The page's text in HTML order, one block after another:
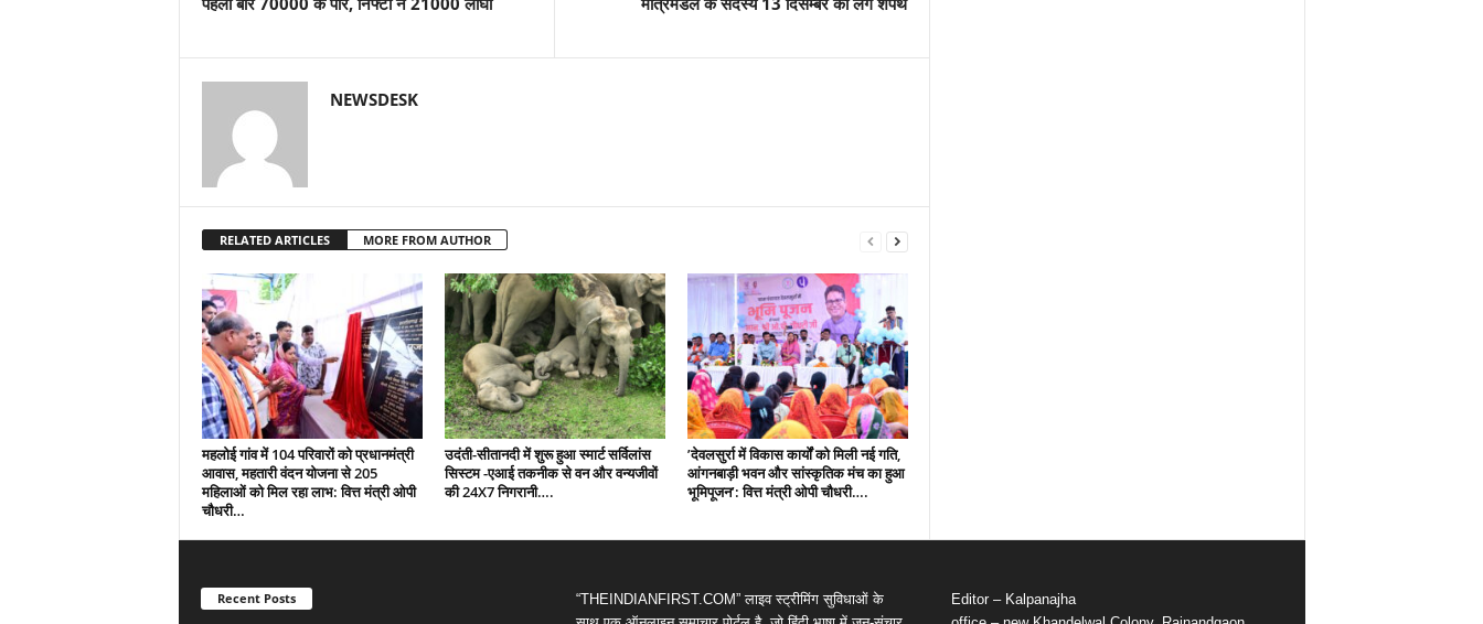
NEWSDESK
RELATED ARTICLES MORE FROM AUTHOR
महलोई गांव में 104 परिवारों को प्रधानमंत्री
आवास, महतारी वंदन योजना से 205
महिलाओं को मिल रहा लाभ: वित्त मंत्री ओपी
चौधरी…
उदंती-सीतानदी में शुरू हुआ स्मार्ट सर्विलांस
सिस्टम -एआई तकनीक से वन और वन्यजीवों
की 24X7 निगरानी….
’देवलसुर्रा में विकास कार्यों को मिली नई गति,
आंगनबाड़ी भवन और सांस्कृतिक मंच का हुआ
भूमिपूजन’: वित्त मंत्री ओपी चौधरी….
Recent Posts
“THEINDIANFIRST.COM” लाइव स्ट्रीमिंग सुविधाओं के
Editor – Kalpanajha